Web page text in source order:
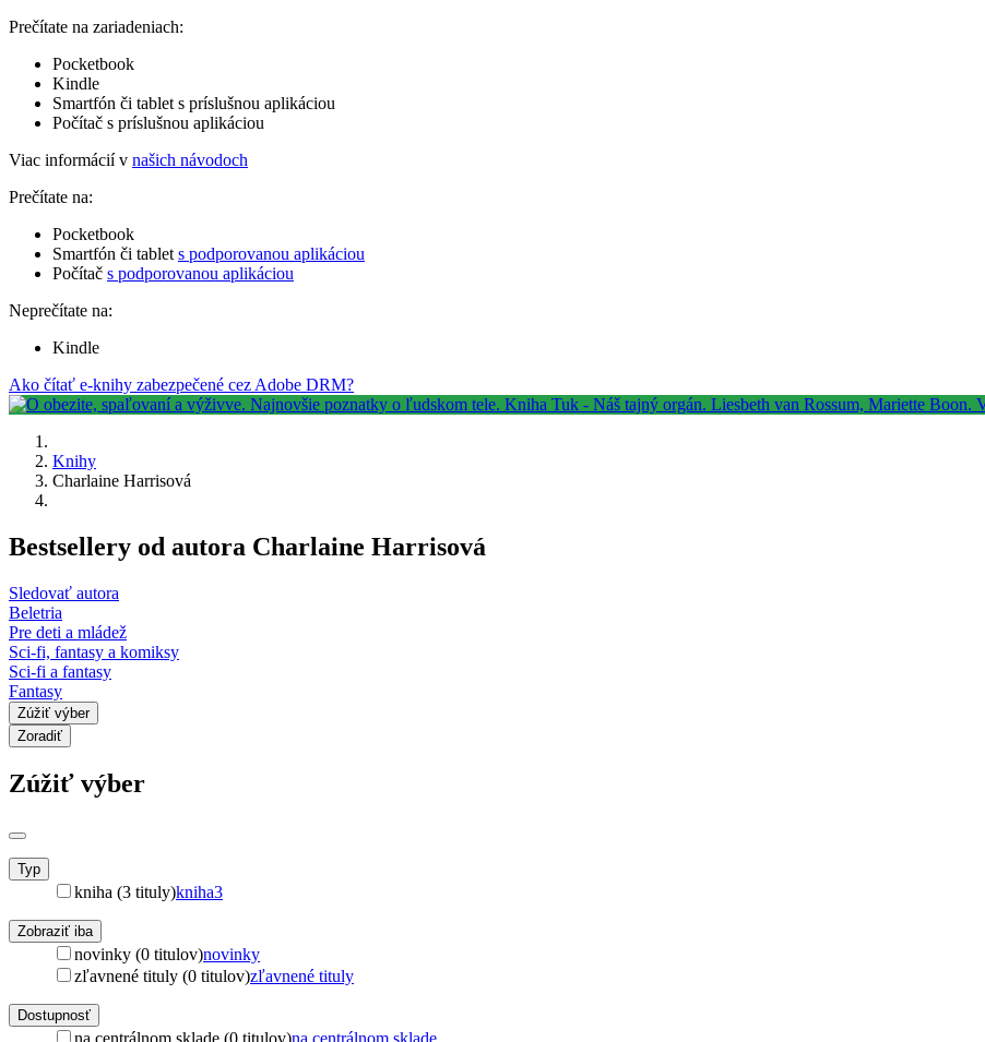
Prečítate na zariadeniach:
Pocketbook
Kindle
Smartfón či tablet s príslušnou aplikáciou
Počítač s príslušnou aplikáciou
Viac informácií v našich návodoch
Prečítate na:
Pocketbook
Smartfón či tablet s podporovanou aplikáciou
Počítač s podporovanou aplikáciou
Neprečítate na:
Kindle
Ako čítať e-knihy zabezpečené cez Adobe DRM?
Knihy
Charlaine Harrisová
Bestsellery od autora Charlaine Harrisová
Sledovať autora
Beletria
Pre deti a mládež
Sci-fi, fantasy a komiksy
Sci-fi a fantasy
Fantasy
Zúžiť výber
Zoradiť
Zúžiť výber
Typ
kniha (3 tituly)kniha3
Zobraziť iba
novinky (0 titulov)novinky
zľavnené tituly (0 titulov)zľavnené tituly
Dostupnosť
na centrálnom sklade (0 titulov)na centrálnom sklade